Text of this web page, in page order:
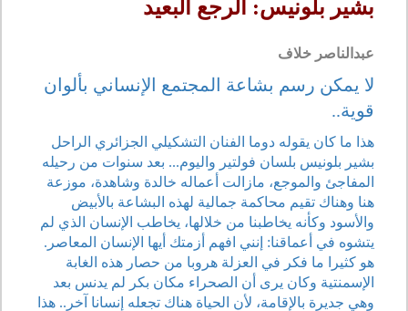
بشير بلونيس: الرجع البعيد
عبدالناصر خلاف
لا يمكن رسم بشاعة المجتمع الإنساني بألوان
قوية..
هذا ما كان يقوله دوما الفنان التشكيلي الجزائري الراحل
بشير بلونيس بلسان فولتير واليوم... بعد سنوات من رحيله
المفاجئ والموجع، مازالت أعماله خالدة وشاهدة، موزعة
هنا وهناك تقيم محاكمة جمالية لهذه البشاعة بالأبيض
والأسود وكأنه يخاطبنا من خلالها، يخاطب الإنسان الذي لم
يتشوه في أعماقنا: إنني افهم أزمتك أيها الإنسان المعاصر.
هو كثيرا ما فكر في العزلة هروبا من حصار هذه الغابة
الإسمنتية وكان يرى أن الصحراء مكان بكر لم يدنس بعد
وهي جديرة بالإقامة، لأن الحياة هناك تجعله إنسانا آخر.. هذا